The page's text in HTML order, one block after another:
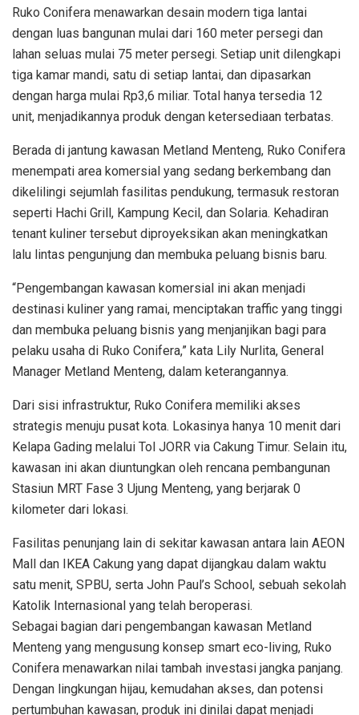
Ruko Conifera menawarkan desain modern tiga lantai
dengan luas bangunan mulai dari 160 meter persegi dan
lahan seluas mulai 75 meter persegi. Setiap unit dilengkapi
tiga kamar mandi, satu di setiap lantai, dan dipasarkan
dengan harga mulai Rp3,6 miliar. Total hanya tersedia 12
unit, menjadikannya produk dengan ketersediaan terbatas.
Berada di jantung kawasan Metland Menteng, Ruko Conifera
menempati area komersial yang sedang berkembang dan
dikelilingi sejumlah fasilitas pendukung, termasuk restoran
seperti Hachi Grill, Kampung Kecil, dan Solaria. Kehadiran
tenant kuliner tersebut diproyeksikan akan meningkatkan
lalu lintas pengunjung dan membuka peluang bisnis baru.
“Pengembangan kawasan komersial ini akan menjadi
destinasi kuliner yang ramai, menciptakan traffic yang tinggi
dan membuka peluang bisnis yang menjanjikan bagi para
pelaku usaha di Ruko Conifera,” kata Lily Nurlita, General
Manager Metland Menteng, dalam keterangannya.
Dari sisi infrastruktur, Ruko Conifera memiliki akses
strategis menuju pusat kota. Lokasinya hanya 10 menit dari
Kelapa Gading melalui Tol JORR via Cakung Timur. Selain itu,
kawasan ini akan diuntungkan oleh rencana pembangunan
Stasiun MRT Fase 3 Ujung Menteng, yang berjarak 0
kilometer dari lokasi.
Fasilitas penunjang lain di sekitar kawasan antara lain AEON
Mall dan IKEA Cakung yang dapat dijangkau dalam waktu
satu menit, SPBU, serta John Paul’s School, sebuah sekolah
Katolik Internasional yang telah beroperasi.
Sebagai bagian dari pengembangan kawasan Metland
Menteng yang mengusung konsep smart eco-living, Ruko
Conifera menawarkan nilai tambah investasi jangka panjang.
Dengan lingkungan hijau, kemudahan akses, dan potensi
pertumbuhan kawasan, produk ini dinilai dapat menjadi